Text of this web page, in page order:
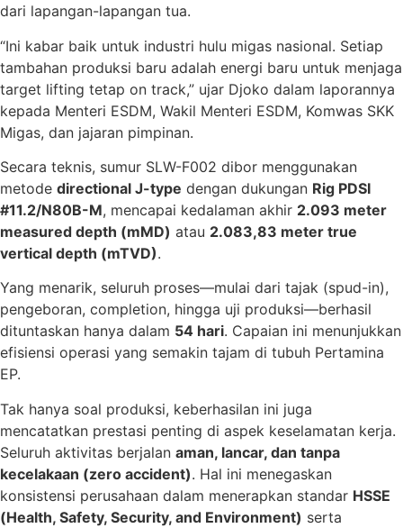
dari lapangan-lapangan tua.
“Ini kabar baik untuk industri hulu migas nasional. Setiap
tambahan produksi baru adalah energi baru untuk menjaga
target lifting tetap on track,” ujar Djoko dalam laporannya
kepada Menteri ESDM, Wakil Menteri ESDM, Komwas SKK
Migas, dan jajaran pimpinan.
Secara teknis, sumur SLW-F002 dibor menggunakan
metode directional J-type dengan dukungan Rig PDSI
#11.2/N80B-M, mencapai kedalaman akhir 2.093 meter
measured depth (mMD) atau 2.083,83 meter true
vertical depth (mTVD).
Yang menarik, seluruh proses—mulai dari tajak (spud-in),
pengeboran, completion, hingga uji produksi—berhasil
dituntaskan hanya dalam 54 hari. Capaian ini menunjukkan
efisiensi operasi yang semakin tajam di tubuh Pertamina
EP.
Tak hanya soal produksi, keberhasilan ini juga
mencatatkan prestasi penting di aspek keselamatan kerja.
Seluruh aktivitas berjalan aman, lancar, dan tanpa
kecelakaan (zero accident). Hal ini menegaskan
konsistensi perusahaan dalam menerapkan standar HSSE
(Health, Safety, Security, and Environment) serta